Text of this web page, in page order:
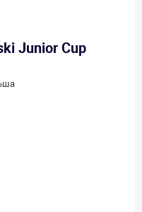
Junior Cup